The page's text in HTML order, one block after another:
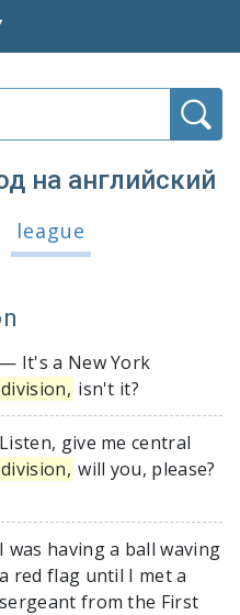
на английский
слова
league
— It's a New York
division, isn't it?
Listen, give me central
division, will you, please?
I was having a ball waving
a red flag until I met a
sergeant from the First